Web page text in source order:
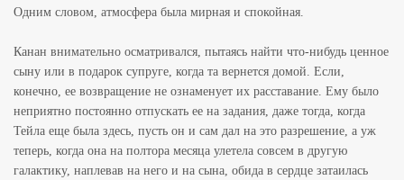
Одним словом, атмосфера была мирная и спокойная.
Канан внимательно осматривался, пытаясь найти что-нибудь ценное
сыну или в подарок супруге, когда та вернется домой. Если,
конечно, ее возвращение не ознаменует их расставание. Ему было
неприятно постоянно отпускать ее на задания, даже тогда, когда
Тейла еще была здесь, пусть он и сам дал на это разрешение, а уж
теперь, когда она на полтора месяца улетела совсем в другую
галактику, наплевав на него и на сына, обида в сердце затаилась